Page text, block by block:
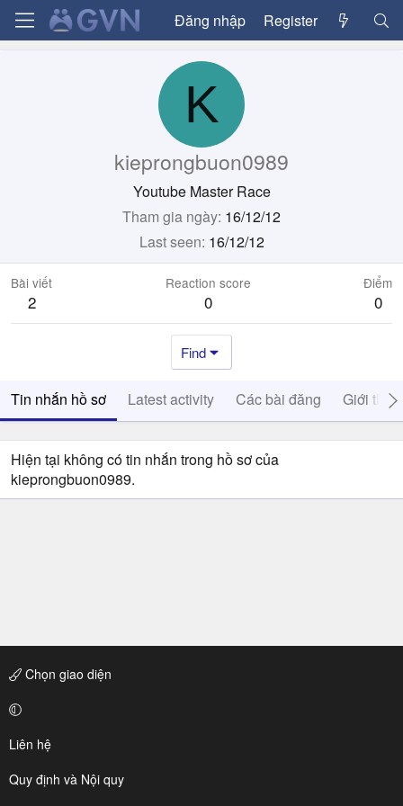
Đăng nhập Register
K
kieprongbuon0989
Youtube Master Race
Tham gia ngày 16/12/12
Last seen 16/12/12
Bài viết
2
Reaction score
0
Điểm
0
Find
Tin nhắn hồ sơ Latest activity Các bài đăng Giới thiệu
Hiện tại không có tin nhắn trong hồ sơ của
kieprongbuon0989.
Chọn giao diện
Liên hệ
Quy định và Nội quy